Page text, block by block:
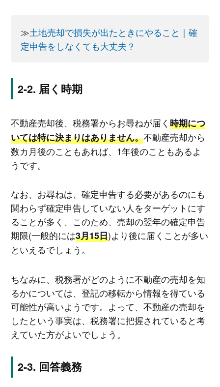
≫土地売却で損失が出たときにやること｜確
定申告をしなくても大丈夫？
届く時期
不動産売却後、税務署からお尋ねが届く 時期につ
いては特に決まりはありません。不動産売却から
数カ月後のこともあれば、1年後のこともあるよ
うです。
なお、お尋ねは、確定申告する必要があるのにも
関わらず確定申告していない人をターゲットにす
ることが多く、このため、売却の翌年の確定申告
期限(一般的には3月15日)より後に届くことが多い
といえるでしょう。
ちなみに、税務署がどのように不動産の売却を知
るかについては、登記の移転から情報を得ている
可能性が高いようです。よって、不動産の売却を
したという事実は、税務署に把握されていると考
えていた方がよいでしょう。
回答義務